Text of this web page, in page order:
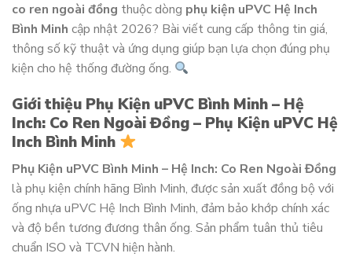
co ren ngoài đồng thuộc dòng phụ kiện uPVC Hệ Inch
Bình Minh cập nhật 2026? Bài viết cung cấp thông tin giá,
thông số kỹ thuật và ứng dụng giúp bạn lựa chọn đúng phụ
kiện cho hệ thống đường ống.
Giới thiệu Phụ Kiện uPVC Bình Minh – Hệ
Inch: Co Ren Ngoài Đồng – Phụ Kiện uPVC Hệ
Inch Bình Minh
Phụ Kiện uPVC Bình Minh – Hệ Inch: Co Ren Ngoài Đồng
là phụ kiện chính hãng Bình Minh, được sản xuất đồng bộ với
ống nhựa uPVC Hệ Inch Bình Minh, đảm bảo khớp chính xác
và độ bền tương đương thân ống. Sản phẩm tuân thủ tiêu
chuẩn ISO và TCVN hiện hành.